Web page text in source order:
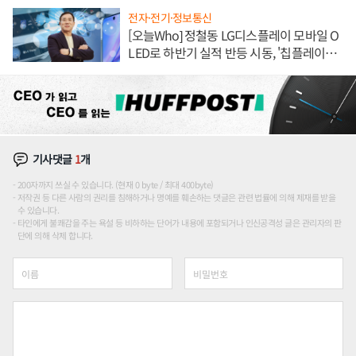
전자·전기·정보통신
[오늘Who] 정철동 LG디스플레이 모바일 O
LED로 하반기 실적 반등 시동, '칩플레이
기사댓글 1개
200자까지 쓰실 수 있습니다. (현재 0 byte / 최대 400byte)
저작권 등 다른 사람의 권리를 침해하거나 명예를 훼손하는 댓글은 관련 법률에 의해 제재를 받을
수 있습니다.
타인에게 불쾌감을 주는 욕설 등 비하하는 단어가 내용에 포함되거나 인신공격성 글은 관리자의 판
단에 의해 삭제 합니다.